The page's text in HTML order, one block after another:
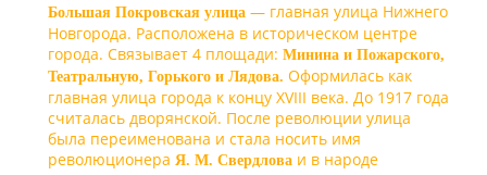
Большая Покровская улица — главная улица Нижнего
Новгорода. Расположена в историческом центре
города. Связывает 4 площади: Минина и Пожарского,
Театральную, Горького и Лядова. Оформилась как
главная улица города к концу XVIII века. До 1917 года
считалась дворянской. После революции улица
была переименована и стала носить имя
революционера Я. М. Свердлова и в народе